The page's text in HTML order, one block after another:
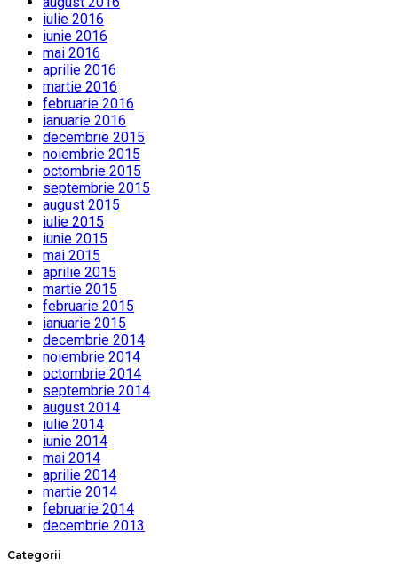
iulie 2016
iunie 2016
mai 2016
aprilie 2016
martie 2016
februarie 2016
ianuarie 2016
decembrie 2015
noiembrie 2015
octombrie 2015
septembrie 2015
august 2015
iulie 2015
iunie 2015
mai 2015
aprilie 2015
martie 2015
februarie 2015
ianuarie 2015
decembrie 2014
noiembrie 2014
octombrie 2014
septembrie 2014
august 2014
iulie 2014
iunie 2014
mai 2014
aprilie 2014
martie 2014
februarie 2014
decembrie 2013
Categorii